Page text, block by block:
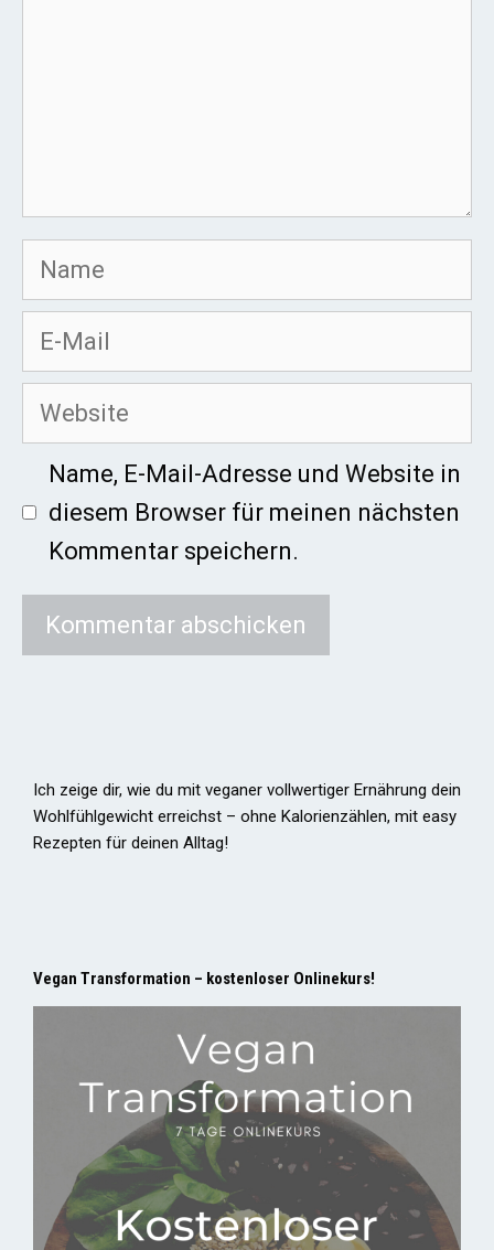
Name
E-
Mail
Website
Name, E-Mail-Adresse und Website in
diesem Browser für meinen nächsten
Kommentar speichern.
Ich zeige dir, wie du mit veganer vollwertiger Ernährung dein
Wohlfühlgewicht erreichst – ohne Kalorienzählen, mit easy
Rezepten für deinen Alltag!
Vegan Transformation – kostenloser Onlinekurs!